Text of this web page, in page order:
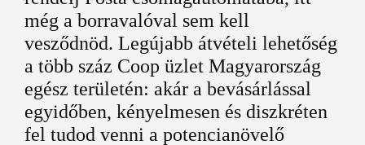
még a borravalóval sem kell
vesződnöd. Legújabb átvételi lehetőség
a több száz Coop üzlet Magyarország
egész területén: akár a bevásárlással
egyidőben, kényelmesen és diszkréten
fel tudod venni a potencianövelő